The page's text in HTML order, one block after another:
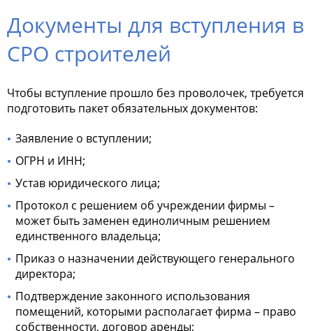
Документы для вступления в
СРО строителей
Чтобы вступление прошло без проволочек, требуется
подготовить пакет обязательных документов:
Заявление о вступлении;
ОГРН и ИНН;
Устав юридического лица;
Протокол с решением об учреждении фирмы –
может быть заменен единоличным решением
единственного владельца;
Приказ о назначении действующего генерального
директора;
Подтверждение законного использования
помещений, которыми располагает фирма – право
собственности, договор аренды;